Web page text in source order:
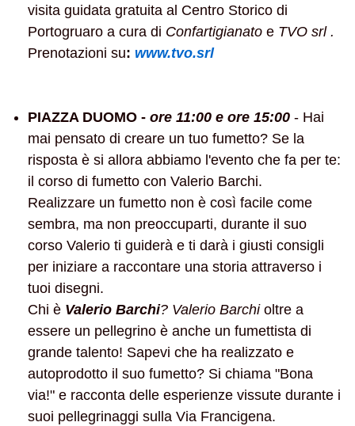
visita guidata gratuita al Centro Storico di
Portogruaro a cura di Confartigianato e TVO srl .
Prenotazioni su: www.tvo.srl
PIAZZA DUOMO - ore 11:00 e ore 15:00 - Hai
mai pensato di creare un tuo fumetto? Se la
risposta è si allora abbiamo l'evento che fa per te:
il corso di fumetto con Valerio Barchi.
Realizzare un fumetto non è così facile come
sembra, ma non preoccuparti, durante il suo
corso Valerio ti guiderà e ti darà i giusti consigli
per iniziare a raccontare una storia attraverso i
tuoi disegni.
Chi è Valerio Barchi? Valerio Barchi oltre a
essere un pellegrino è anche un fumettista di
grande talento! Sapevi che ha realizzato e
autoprodotto il suo fumetto? Si chiama "Bona
via!" e racconta delle esperienze vissute durante i
suoi pellegrinaggi sulla Via Francigena.